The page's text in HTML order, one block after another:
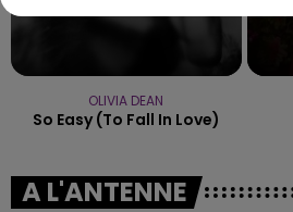
OLIVIA DEAN
So Easy (to Fall In Love)
A L'ANTENNE